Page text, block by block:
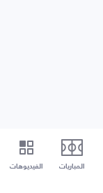
المباريات الفيديوهات